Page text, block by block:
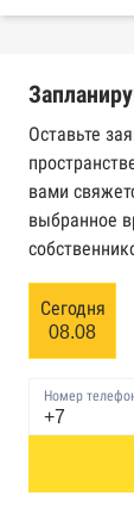
Реестр
Реестр
Оставьте
вами
выбранное
Сегодня
08.08
Номер